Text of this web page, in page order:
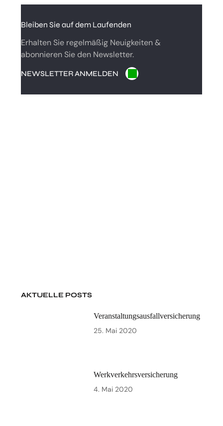
R
H
Bleiben Sie auf dem Laufenden
Erhalten Sie regelmäßig Neuigkeiten &
abonnieren Sie den Newsletter.
NEWSLETTER ANMELDEN
AKTUELLE POSTS
Veranstaltungsausfallversicherung
25. Mai 2020
Werkverkehrsversicherung
4. Mai 2020